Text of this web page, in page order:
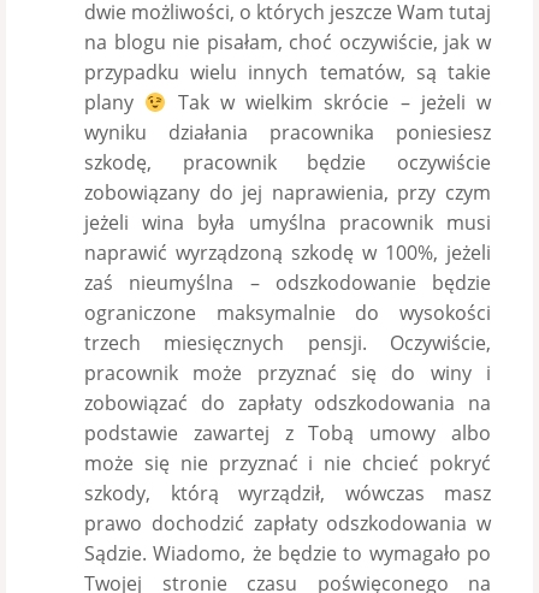
dwie możliwości, o których jeszcze Wam tutaj
na blogu nie pisałam, choć oczywiście, jak w
przypadku wielu innych tematów, są takie
plany
Tak w wielkim skrócie – jeżeli w
wyniku działania pracownika poniesiesz
szkodę, pracownik będzie oczywiście
zobowiązany do jej naprawienia, przy czym
jeżeli wina była umyślna pracownik musi
naprawić wyrządzoną szkodę w 100%, jeżeli
zaś nieumyślna – odszkodowanie będzie
ograniczone maksymalnie do wysokości
trzech miesięcznych pensji. Oczywiście,
pracownik może przyznać się do winy i
zobowiązać do zapłaty odszkodowania na
podstawie zawartej z Tobą umowy albo
może się nie przyznać i nie chcieć pokryć
szkody, którą wyrządził, wówczas masz
prawo dochodzić zapłaty odszkodowania w
Sądzie. Wiadomo, że będzie to wymagało po
Twojej stronie czasu poświęconego na